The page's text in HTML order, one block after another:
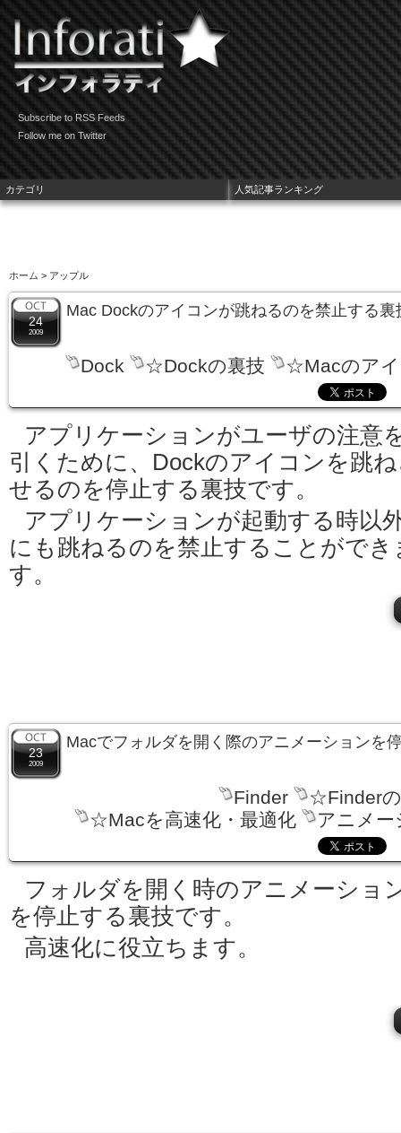
Subscribe to RSS Feeds
Follow me on Twitter
ホーム > アップル
24
2009
Mac Dockのアイコンが跳ねるのを禁止する裏
Dock ☆Dockの裏技 ☆Macのア
アプリケーションがユーザの注意
引くために、Dockのアイコンを跳
せるのを停止する裏技です。
アプリケーションが起動する時以
にも跳ねるのを禁止することができ
す。
23
2009
Macでフォルダを開く際のアニメーションを
Finder
☆Finder
☆Macを高速化・最適化
アニメー
フォルダを開く時のアニメーショ
を停止する裏技です。
高速化に役立ちます。
カテゴリ 人気記事ランキング